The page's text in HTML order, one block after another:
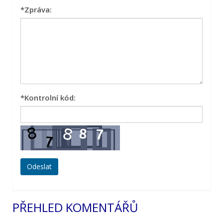
*Zpráva:
*Kontrolní kód:
PŘEHLED KOMENTÁŘŮ